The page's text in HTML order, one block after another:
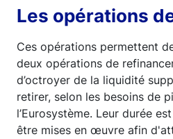
Les opérations
Ces opérations permettent
deux opérations de
d’octroyer de la liquidité
retirer, selon les besoins de
l’Eurosystème. Leur durée
être mises en œuvre afin